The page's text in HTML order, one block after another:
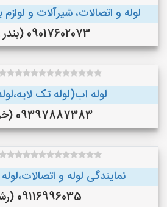
لوله و اتصالات، شیرآلات و
09017602073 (بندر عباس)
لوله اب(لوله تک
09397887383 (خرم‌آباد )
نمایندگی لوله و اتصالات،لوله
09116996035 (رشت )